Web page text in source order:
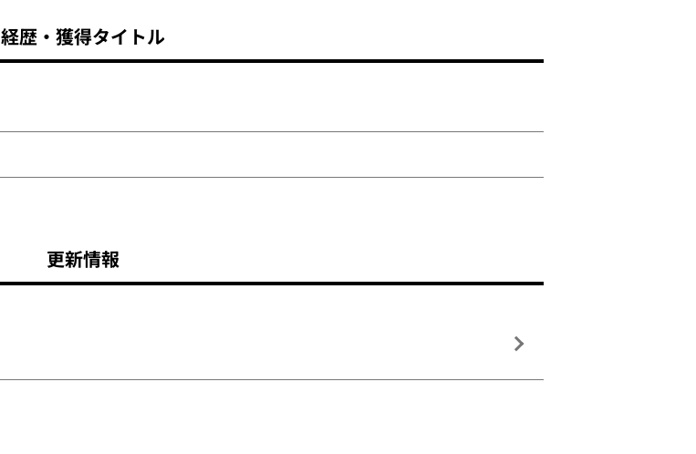
経歴・獲得タイトル
更新情報